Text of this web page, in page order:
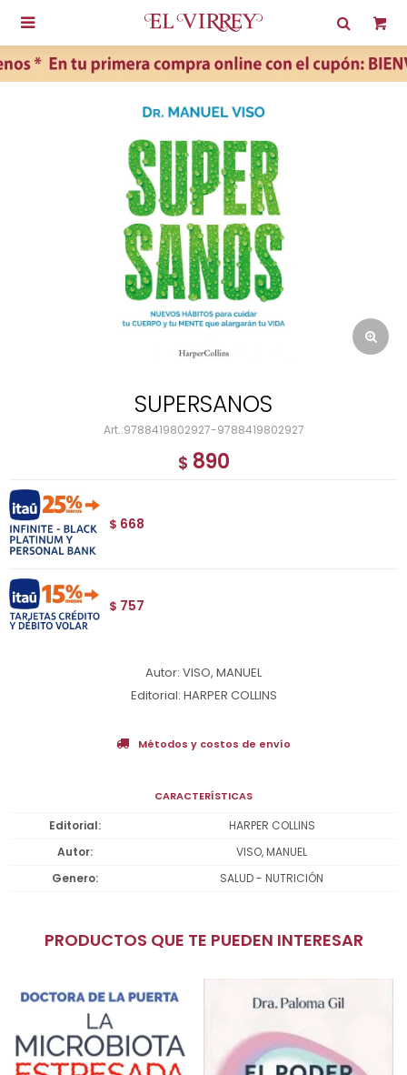

SUPERSANOS
9788419802927-9788419802927
$ 890
$ 668
$ 757
Autor: VISO, MANUEL
Editorial: HARPER COLLINS
Métodos y costos de envío
CARACTERÍSTICAS
Editorial
HARPER COLLINS
Autor
VISO, MANUEL
Genero
SALUD - NUTRICIÓN
PRODUCTOS QUE TE PUEDEN INTERESAR